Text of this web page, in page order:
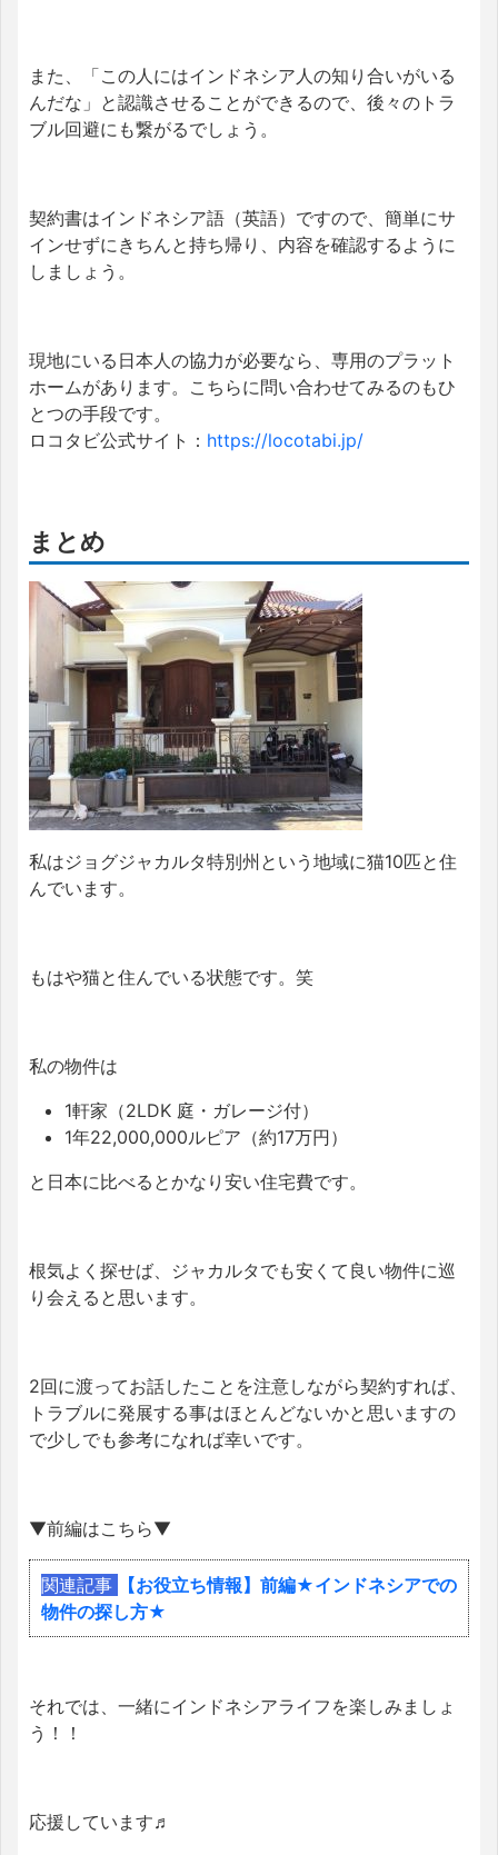
また、「この人にはインドネシア人の知り合いがいる
んだな」と認識させることができるので、後々のトラ
ブル回避にも繋がるでしょう。
契約書はインドネシア語（英語）ですので、簡単にサ
インせずにきちんと持ち帰り、内容を確認するように
しましょう。
現地にいる日本人の協力が必要なら、専用のプラット
ホームがあります。こちらに問い合わせてみるのもひ
とつの手段です。
ロコタビ公式サイト： https://locotabi.jp/
まとめ
私はジョグジャカルタ特別州という地域に猫10匹と住
んでいます。
もはや猫と住んでいる状態です。笑
私の物件は
1軒家（2LDK 庭・ガレージ付）
1年22,000,000ルピア（約17万円）
と日本に比べるとかなり安い住宅費です。
根気よく探せば、ジャカルタでも安くて良い物件に巡
り会えると思います。
2回に渡ってお話したことを注意しながら契約すれば、
トラブルに発展する事はほとんどないかと思いますの
で少しでも参考になれば幸いです。
▼前編はこちら▼
関連記事
【お役立ち情報】前編★インドネシアでの
物件の探し方★
それでは、一緒にインドネシアライフを楽しみましょ
う！！
応援しています♬